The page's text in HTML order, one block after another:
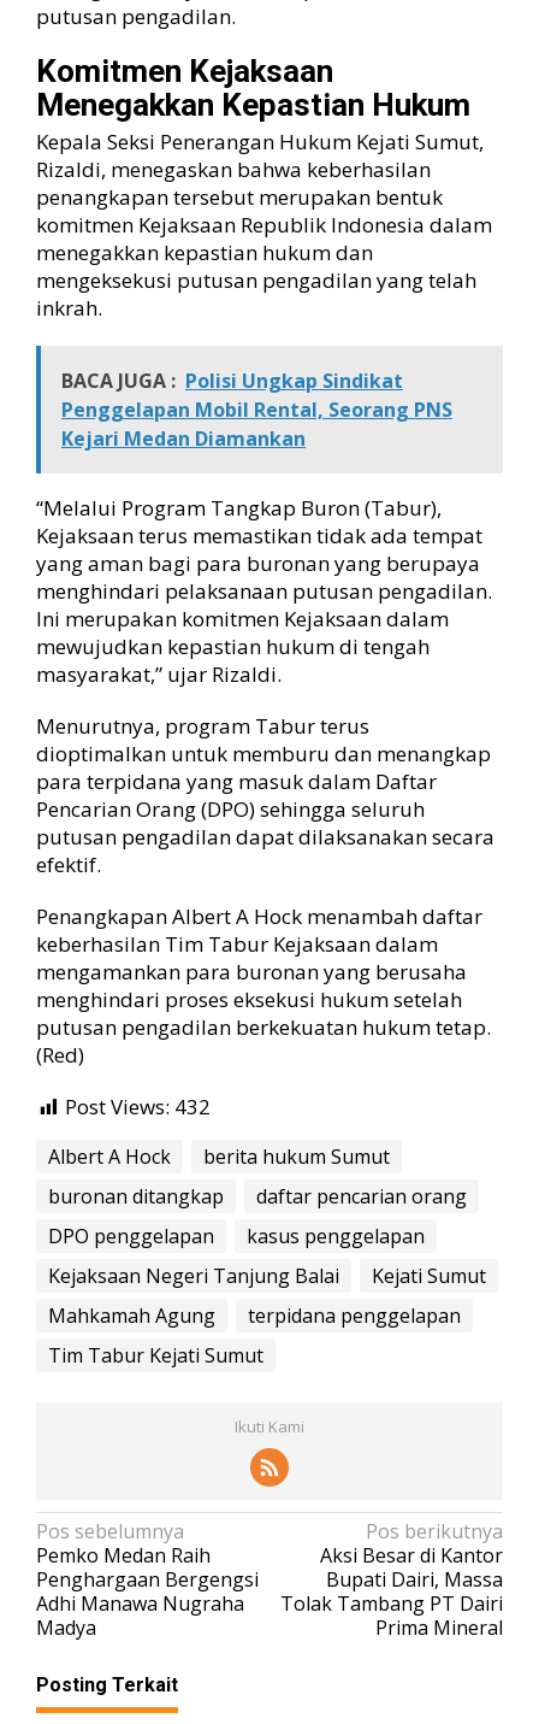
putusan pengadilan.
Komitmen Kejaksaan
Menegakkan Kepastian Hukum
Kepala Seksi Penerangan Hukum Kejati Sumut,
Rizaldi, menegaskan bahwa keberhasilan
penangkapan tersebut merupakan bentuk
komitmen Kejaksaan Republik Indonesia dalam
menegakkan kepastian hukum dan
mengeksekusi putusan pengadilan yang telah
inkrah.
BACA JUGA : Polisi Ungkap Sindikat
Penggelapan Mobil Rental, Seorang PNS
Kejari Medan Diamankan
“Melalui Program Tangkap Buron (Tabur),
Kejaksaan terus memastikan tidak ada tempat
yang aman bagi para buronan yang berupaya
menghindari pelaksanaan putusan pengadilan.
Ini merupakan komitmen Kejaksaan dalam
mewujudkan kepastian hukum di tengah
masyarakat,” ujar Rizaldi.
Menurutnya, program Tabur terus
dioptimalkan untuk memburu dan menangkap
para terpidana yang masuk dalam Daftar
Pencarian Orang (DPO) sehingga seluruh
putusan pengadilan dapat dilaksanakan secara
efektif.
Penangkapan Albert A Hock menambah daftar
keberhasilan Tim Tabur Kejaksaan dalam
mengamankan para buronan yang berusaha
menghindari proses eksekusi hukum setelah
putusan pengadilan berkekuatan hukum tetap.
(Red)
Post Views: 432
Albert A Hock
berita hukum Sumut
buronan ditangkap
daftar pencarian orang
DPO penggelapan
kasus penggelapan
Kejaksaan Negeri Tanjung Balai
Kejati Sumut
Mahkamah Agung
terpidana penggelapan
Tim Tabur Kejati Sumut
Ikuti Kami
N
a
v
i
g
a
Pos sebelumnya
Pemko Medan Raih
Penghargaan Bergengsi
Adhi Manawa Nugraha
Madya
Pos berikutnya
Aksi Besar di Kantor
Bupati Dairi, Massa
Tolak Tambang PT Dairi
Prima Mineral
Posting Terkait